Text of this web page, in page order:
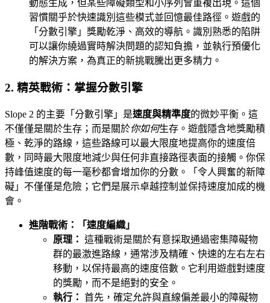
動態生成，但某些障礙類型和小序列會重複出現。這個
習慣關乎於快速識別這些模式並回憶最佳路徑。遊戲的
「分數引擎」獎勵乾淨、高效的導航。識別熟悉的陷阱
可以讓你繞過實時解決問題的認知負擔，並執行預優化
的解決方案，為真正的新挑戰騰出更多精力。
2. 精英戰術：掌握分數引擎
Slope 2 的主要「分數引擎」是速度與精準度的微妙平衡。這
不僅僅是關於生存；而是關於你如何生存。遊戲隱含地獎勵積
極、乾淨的路線，這些路線可以最大限度地提高你的速度倍
數，同時最大限度地減少與任何非直接路徑表面的接觸。你保
持峰值速度的每一毫秒都會增加你的分數。「令人興奮的新障
礙」不僅僅是危險；它們是展示卓越控制並保持速度加成的機
會。
進階戰術：「速度編織」
原理： 這種戰術是關於有意採取通過密集障礙物
群的最激進路線，通常涉及精確、快速的左右左右
移動，以保持最高的速度倍數。它利用遊戲對速度
的獎勵，而不是絕對的安全。
執行： 首先，確定允許與直線偏差最小的障礙物